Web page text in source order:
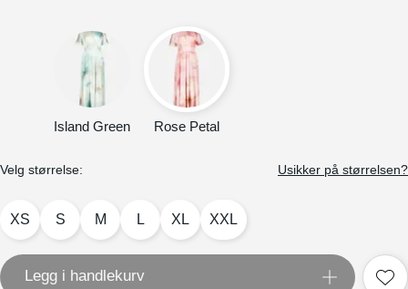
Island Green Rose Petal
Velg størrelse: Usikker på størrelsen?
XS S M L XL XXL
Legg i handlekurv